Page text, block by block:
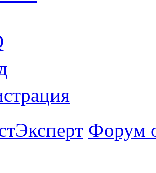
Форум